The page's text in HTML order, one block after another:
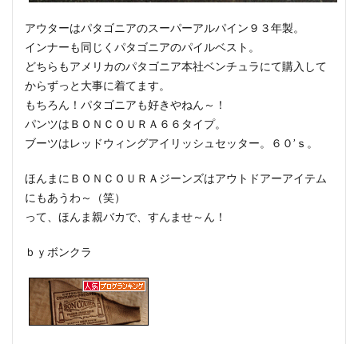
アウターはパタゴニアのスーパーアルパイン９３年製。
インナーも同じくパタゴニアのパイルベスト。
どちらもアメリカのパタゴニア本社ベンチュラにて購入して
からずっと大事に着てます。
もちろん！パタゴニアも好きやねん～！
パンツはＢＯＮＣＯＵＲＡ６６タイプ。
ブーツはレッドウィングアイリッシュセッター。６０’ｓ。
ほんまにＢＯＮＣＯＵＲＡジーンズはアウトドアーアイテム
にもあうわ～（笑）
って、ほんま親バカで、すんませ～ん！
ｂｙボンクラ